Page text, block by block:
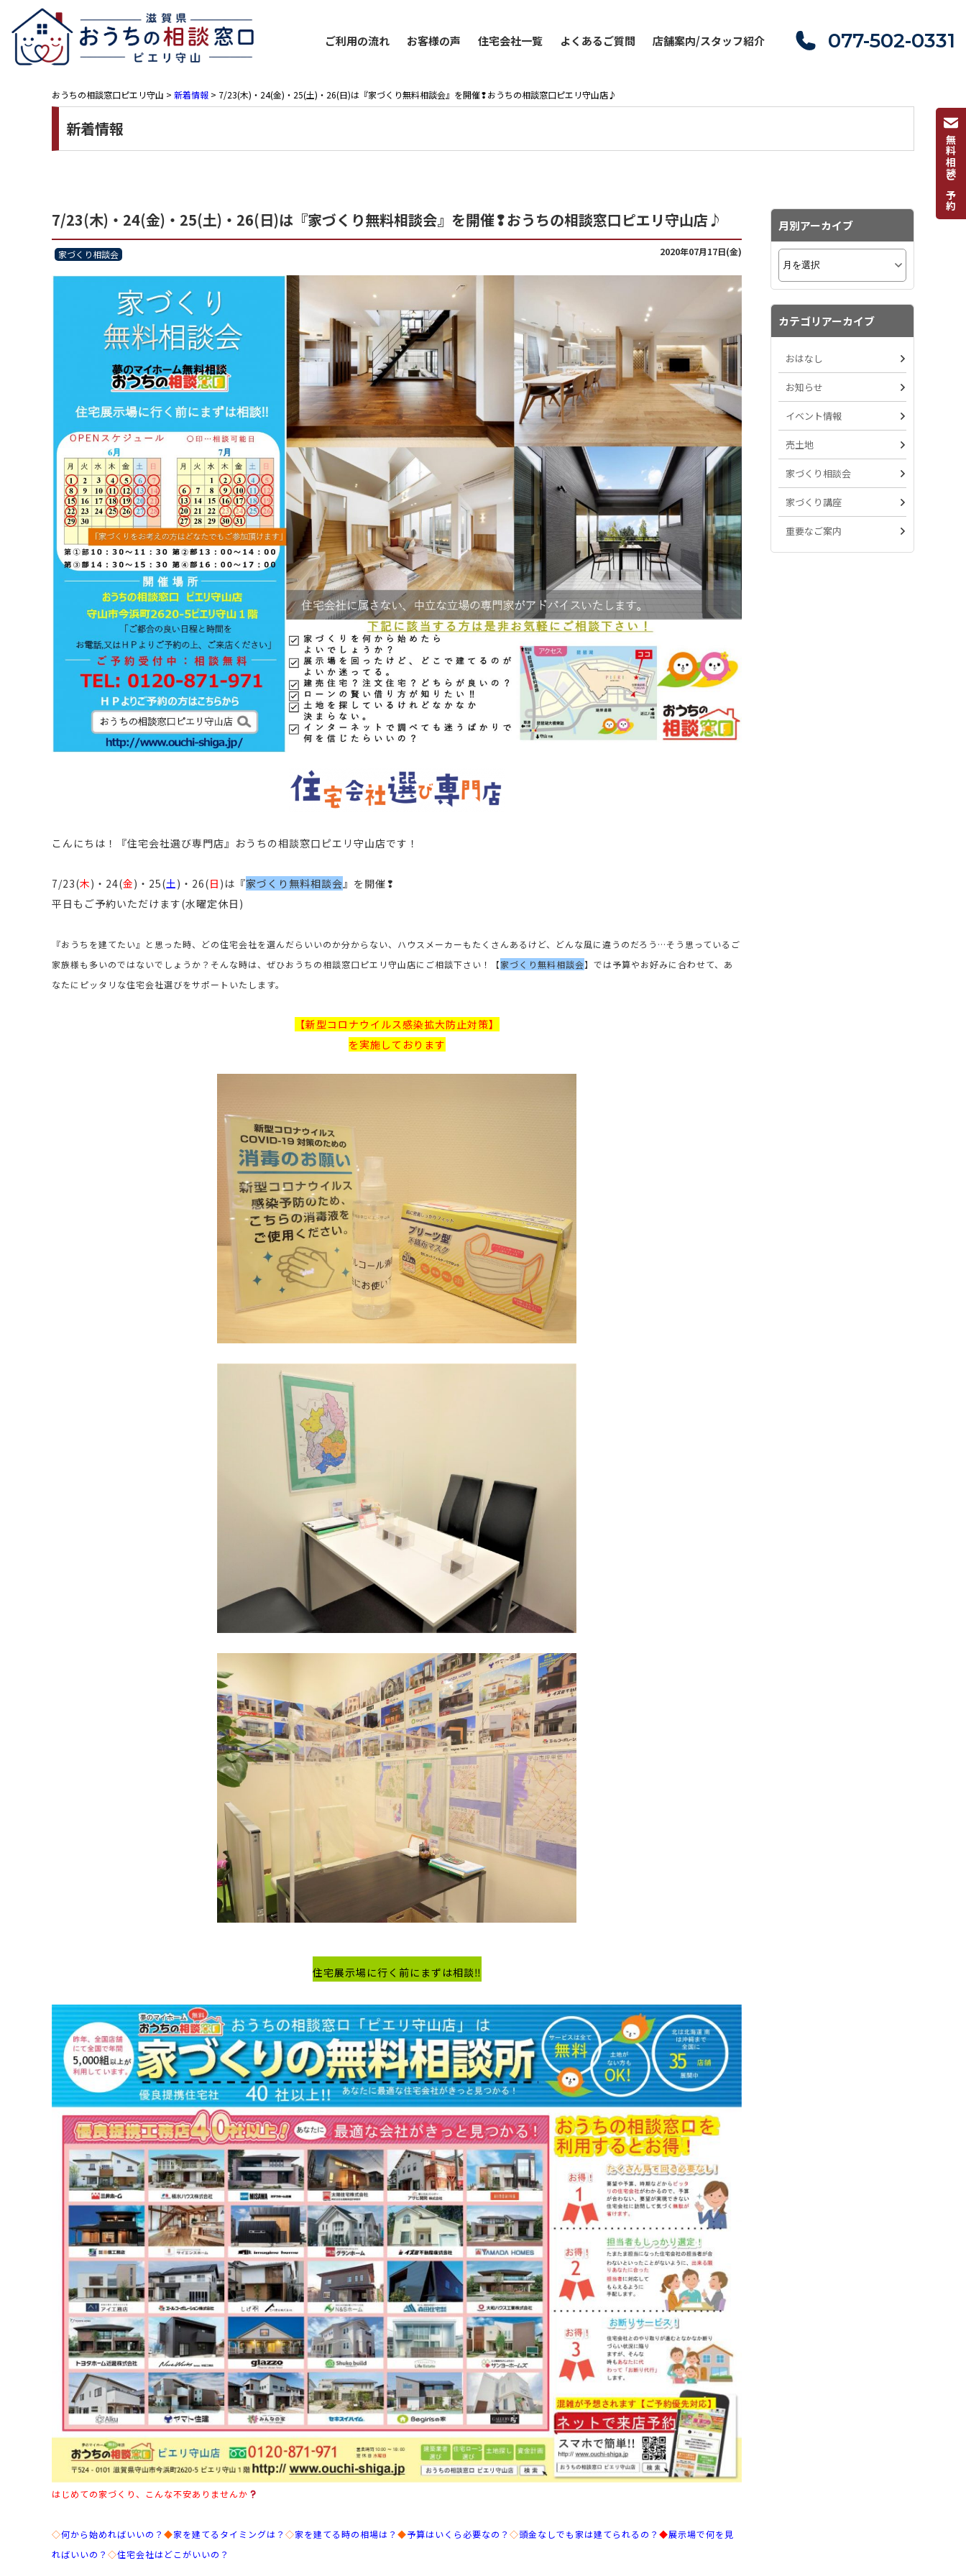
ご利用の流れ お客様の声 住宅会社一覧 よくあるご質問 店舗案内/スタッフ紹介 077-502-0331
無料相談ご予約
おうちの相談窓口ピエリ守山 > 新着情報 > 7/23(木)・24(金)・25(土)・26(日)は『家づくり無料相談会』を開催❢おうちの相談窓口ピエリ守山店♪
新着情報
7/23(木)・24(金)・25(土)・26(日)は『家づくり無料相談会』を開催❢おうちの相談窓口ピエリ守山店♪
家づくり相談会 2020年07月17日(金)
こんにちは！ 『住宅会社選び専門店』おうちの相談窓口ピエリ守山店です！
7/23(木)・24(金)・25(土)・26(日 )は『家づくり無料相談会』を開催❢
平日もご予約いただけます(水曜定休日)
『おうちを建てたい』と思った時、どの住宅会社を選んだらいいのか分からない、ハウスメーカーもたくさんあるけど、どんな風に違うのだろう…そう思っているご
家族様も多いのではないでしょうか？そんな時は、ぜひおうちの相談窓口ピエリ守山店にご相談下さい！【家づくり無料相談会】では予算やお好みに合わせて、あ
なたにピッタリな住宅会社選びをサポートいたします。
【新型コロナウイルス感染拡大防止対策】
を実施しております
住宅展示場に行く前にまずは相談‼
はじめての家づくり、こんな不安ありませんか
◇何から始めればいいの？ ◆家を建てるタイミングは？ ◇家を建てる時の相場は？ ◆予算はいくら必要なの？ ◇頭金なしでも家は建てられるの？ ◆展示場で何を見
ればいいの？ ◇住宅会社はどこがいいの？
月別アーカイブ
カテゴリアーカイブ
おはなし
お知らせ
イベント情報
売土地
家づくり相談会
家づくり講座
重要なご案内